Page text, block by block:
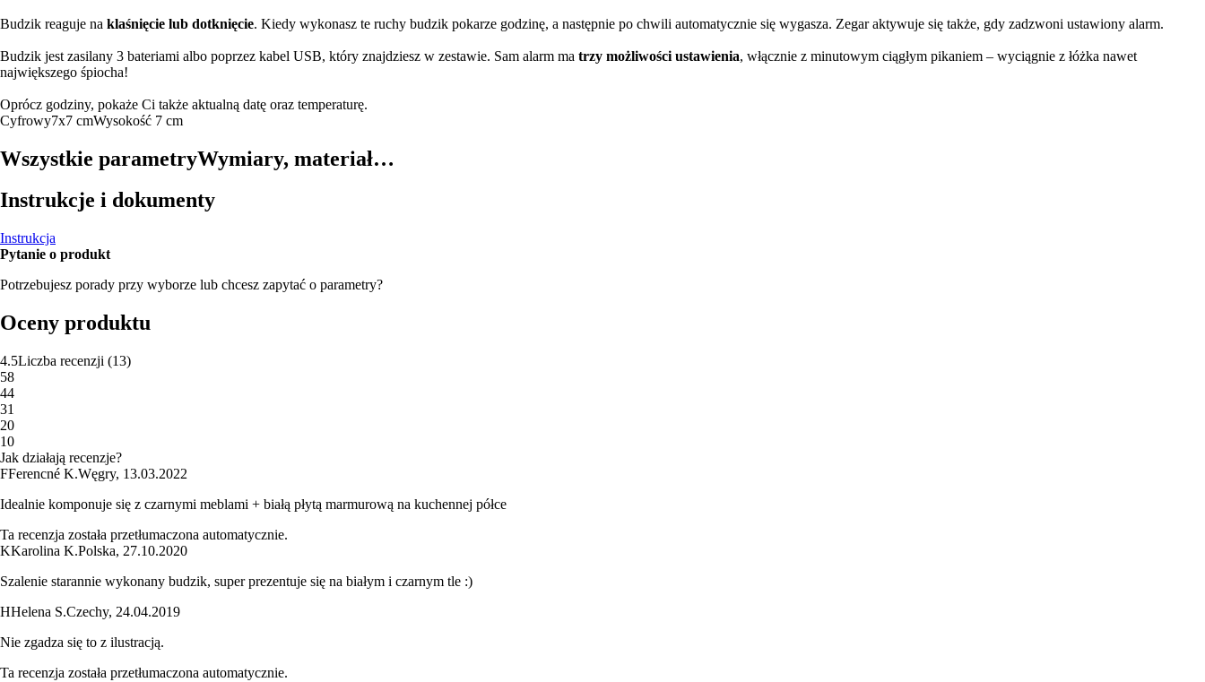
Budzik reaguje na klaśnięcie lub dotknięcie. Kiedy wykonasz te ruchy budzik pokarze godzinę, a następnie po chwili automatycznie się wygasza. Zegar aktywuje się także, gdy zadzwoni ustawiony alarm.
Budzik jest zasilany 3 bateriami albo poprzez kabel USB, który znajdziesz w zestawie. Sam alarm ma trzy możliwości ustawienia, włącznie z minutowym ciągłym pikaniem – wyciągnie z łóżka nawet
największego śpiocha!
Oprócz godziny, pokaże Ci także aktualną datę oraz temperaturę.
Cyfrowy7x7 cmWysokość 7 cm
Wszystkie parametryWymiary, materiał…
Instrukcje i dokumenty
Instrukcja
Pytanie o produkt
Potrzebujesz porady przy wyborze lub chcesz zapytać o parametry?
Oceny produktu
4.5Liczba recenzji (13)
58
44
31
20
10
Jak działają recenzje?
FFerencné K.Węgry, 13.03.2022
Idealnie komponuje się z czarnymi meblami + białą płytą marmurową na kuchennej półce
Ta recenzja została przetłumaczona automatycznie.
KKarolina K.Polska, 27.10.2020
Szalenie starannie wykonany budzik, super prezentuje się na białym i czarnym tle :)
HHelena S.Czechy, 24.04.2019
Nie zgadza się to z ilustracją.
Ta recenzja została przetłumaczona automatycznie.